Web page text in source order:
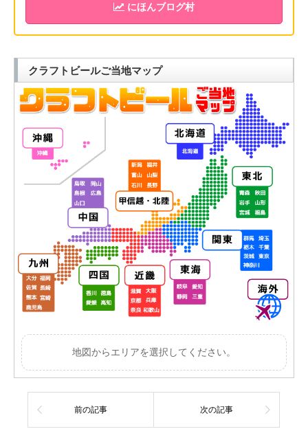
にほんブログ村
クラフトビールご当地マップ
地図からエリアを選択してください。
前の記事 次の記事